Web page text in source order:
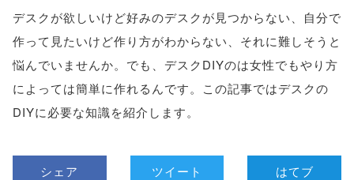
デスクが欲しいけど好みのデスクが見つからない、自分で
作って見たいけど作り方がわからない、それに難しそうと
悩んでいませんか。でも、デスクDIYのは女性でもやり方
によっては簡単に作れるんです。この記事ではデスクの
DIYに必要な知識を紹介します。
シェア ツイート はてブ